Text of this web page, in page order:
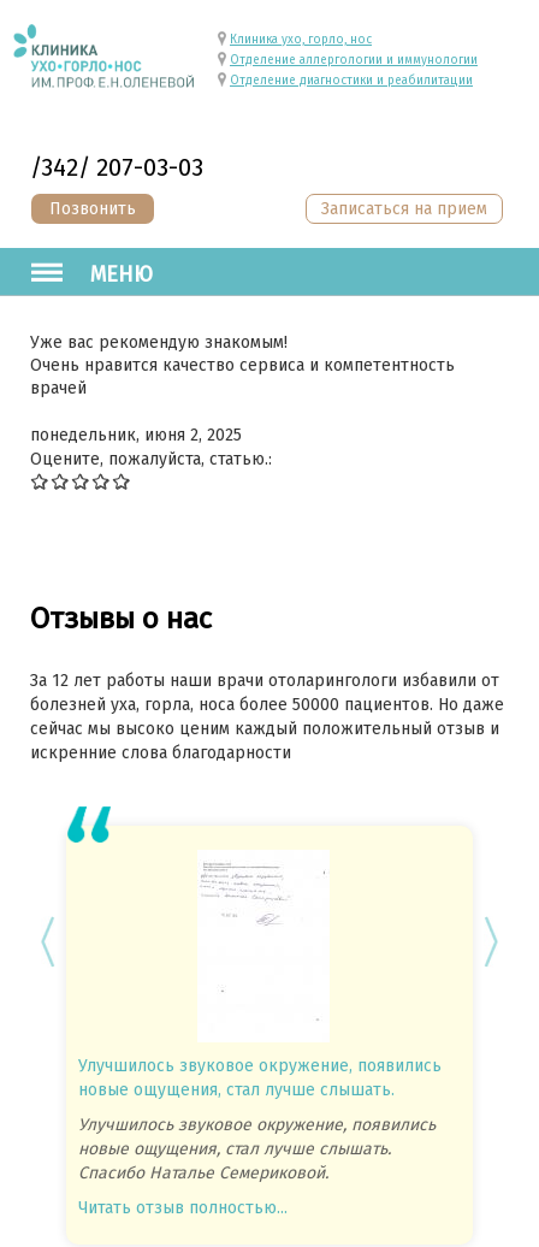
/342/ 207-03-03
Позвонить
Клиника ухо, горло, нос
Отделение аллергологии и иммунологии
Отделение диагностики и реабилитации
МЕНЮ
Записаться на прием
Уже вас рекомендую знакомым!
Очень нравится качество сервиса и компетентность
врачей
понедельник, июня 2, 2025
Оцените, пожалуйста, статью.:
Отзывы о нас
За 12 лет работы наши врачи отоларингологи избавили от
болезней уха, горла, носа более 50000 пациентов. Но даже
сейчас мы высоко ценим каждый положительный отзыв и
искренние слова благодарности
Улучшилось звуковое окружение, появились
новые ощущения, стал лучше слышать.
Улучшилось звуковое окружение, появились
новые ощущения, стал лучше слышать.
Спасибо Наталье Семериковой.
Читать отзыв полностью...